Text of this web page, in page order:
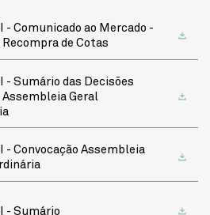
- Comunicado ao Mercado -
Recompra de Cotas
- Sumário das Decisões
Assembleia Geral
- Convocação Assembleia
- Sumário